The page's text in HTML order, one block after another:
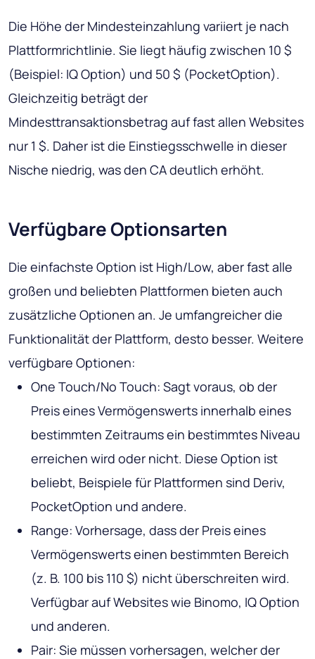
Die Höhe der Mindesteinzahlung variiert je nach
Plattformrichtlinie. Sie liegt häufig zwischen 10 $
(Beispiel: IQ Option) und 50 $ (PocketOption).
Gleichzeitig beträgt der
Mindesttransaktionsbetrag auf fast allen Websites
nur 1 $. Daher ist die Einstiegsschwelle in dieser
Nische niedrig, was den CA deutlich erhöht.
Verfügbare Optionsarten
Die einfachste Option ist High/Low, aber fast alle
großen und beliebten Plattformen bieten auch
zusätzliche Optionen an. Je umfangreicher die
Funktionalität der Plattform, desto besser. Weitere
verfügbare Optionen:
One Touch/No Touch: Sagt voraus, ob der
Preis eines Vermögenswerts innerhalb eines
bestimmten Zeitraums ein bestimmtes Niveau
erreichen wird oder nicht. Diese Option ist
beliebt, Beispiele für Plattformen sind Deriv,
PocketOption und andere.
Range: Vorhersage, dass der Preis eines
Vermögenswerts einen bestimmten Bereich
(z. B. 100 bis 110 $) nicht überschreiten wird.
Verfügbar auf Websites wie Binomo, IQ Option
und anderen.
Pair: Sie müssen vorhersagen, welcher der